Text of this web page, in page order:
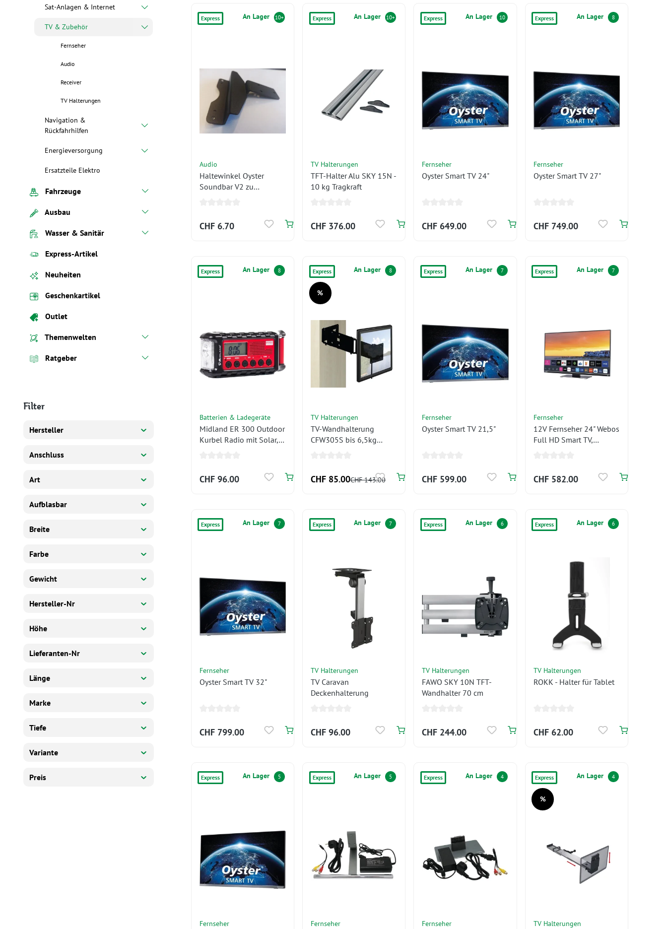
Sat-Anlagen & Internet
TV & Zubehör
Fernseher
Audio
Receiver
TV Halterungen
Navigation &
Rückfahrhilfen
Energieversorgung
Ersatzteile Elektro
Fahrzeuge
Ausbau
Wasser & Sanitär
Express-Artikel
Neuheiten
Geschenkartikel
Outlet
Themenwelten
Ratgeber
Filter
Hersteller
Anschluss
Art
Aufblasbar
Breite
Farbe
Gewicht
Hersteller-Nr
Höhe
Lieferanten-Nr
Länge
Marke
Tiefe
Variante
Preis
Express An Lager 10+
Audio
Haltewinkel Oyster
Soundbar V2 zu
CHF 6.70
Express An Lager 10+
TV Halterungen
TFT-Halter Alu SKY 15N -
10 kg Tragkraft
CHF 376.00
Express An Lager 10
Fernseher
Oyster Smart TV 24"
CHF 649.00
Express An Lager 8
Fernseher
Oyster Smart TV 27"
CHF 749.00
Express An Lager 8
Batterien & Ladegeräte
Midland ER 300 Outdoor
Kurbel Radio mit Solar,
CHF 96.00
Express
Rabatt
%
An Lager 8
TV Halterungen
TV-Wandhalterung
CFW305S bis 6,5kg
CHF 85.00CHF 143.00
Express An Lager 7
Fernseher
Oyster Smart TV 21,5"
CHF 599.00
Express An Lager 7
Fernseher
12V Fernseher 24" Webos
Full HD Smart TV,
CHF 582.00
Express An Lager 7
Fernseher
Oyster Smart TV 32"
CHF 799.00
Express An Lager 7
TV Halterungen
TV Caravan
Deckenhalterung
CHF 96.00
Express An Lager 6
TV Halterungen
FAWO SKY 10N TFT-
Wandhalter 70 cm
CHF 244.00
Express An Lager 6
TV Halterungen
ROKK - Halter für Tablet
CHF 62.00
Express An Lager 5
Fernseher
Express An Lager 5
Fernseher
Express An Lager 4
Fernseher
Express
Rabatt
%
An Lager 4
TV Halterungen